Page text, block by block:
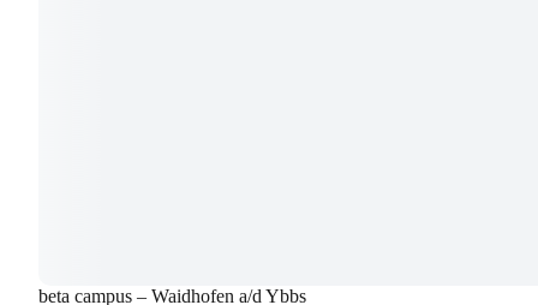
beta campus – Waidhofen a/d Ybbs